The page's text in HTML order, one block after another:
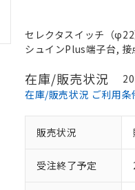
セレクタスイッチ（
シュインPlus端子台,
在庫/販売状況
在庫/販売状況 ご利用条
販売状況
受注終了予定